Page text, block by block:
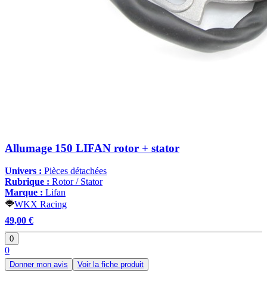
Allumage 150 LIFAN rotor + stator
Univers : Pièces détachées
Rubrique : Rotor / Stator
Marque : Lifan
WKX Racing
49,00 €
0
0
Donner mon avis Voir la fiche produit